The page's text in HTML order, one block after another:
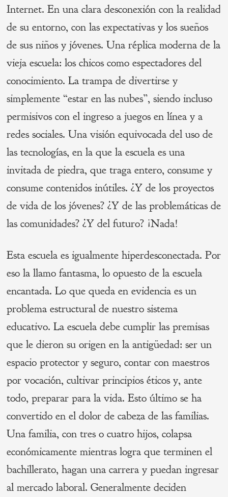
Internet. En una clara desconexión con la realidad
de su entorno, con las expectativas y los sueños
de sus niños y jóvenes. Una réplica moderna de la
vieja escuela: los chicos como espectadores del
conocimiento. La trampa de divertirse y
simplemente “estar en las nubes”, siendo incluso
permisivos con el ingreso a juegos en línea y a
redes sociales. Una visión equivocada del uso de
las tecnologías, en la que la escuela es una
invitada de piedra, que traga entero, consume y
consume contenidos inútiles. ¿Y de los proyectos
de vida de los jóvenes? ¿Y de las problemáticas de
las comunidades? ¿Y del futuro? ¡Nada!
Esta escuela es igualmente hiperdesconectada. Por
eso la llamo fantasma, lo opuesto de la escuela
encantada. Lo que queda en evidencia es un
problema estructural de nuestro sistema
educativo. La escuela debe cumplir las premisas
que le dieron su origen en la antigüedad: ser un
espacio protector y seguro, contar con maestros
por vocación, cultivar principios éticos y, ante
todo, preparar para la vida. Esto último se ha
convertido en el dolor de cabeza de las familias.
Una familia, con tres o cuatro hijos, colapsa
económicamente mientras logra que terminen el
bachillerato, hagan una carrera y puedan ingresar
al mercado laboral. Generalmente deciden